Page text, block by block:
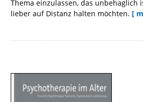
Thema einzulassen, das unbehaglich
lieber auf Distanz halten möchten. [